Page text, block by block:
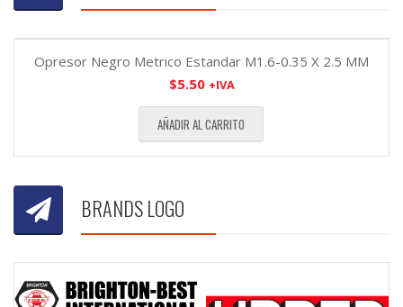
Opresor Negro Metrico Estandar M1.6-0.35 X 2.5 MM
$5.50 +IVA
AÑADIR AL CARRITO
BRANDS LOGO